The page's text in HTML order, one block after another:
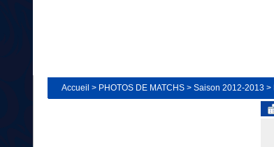
Accueil > PHOTOS DE MATCHS > Saison 2012-2013 >